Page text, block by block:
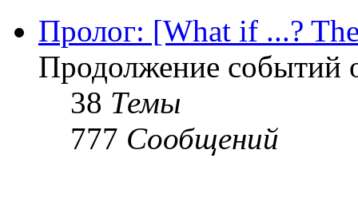
Пролог: [What if ...?
Продолжение событий
38 Темы
777 Сообщений